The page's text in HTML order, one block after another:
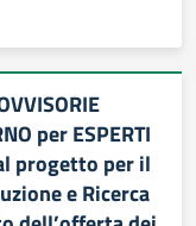
per ESPERTI
progetto per il
e Ricerca